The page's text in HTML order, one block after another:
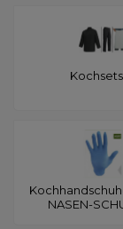
Kochsets
NASEN-